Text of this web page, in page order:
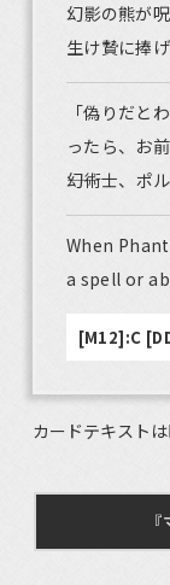
幻影の熊が
生け贄に捧げ
「偽りだと
ったら、お
――幻術士、ポ
When
a spell or
[M12]:C
カードテキスト